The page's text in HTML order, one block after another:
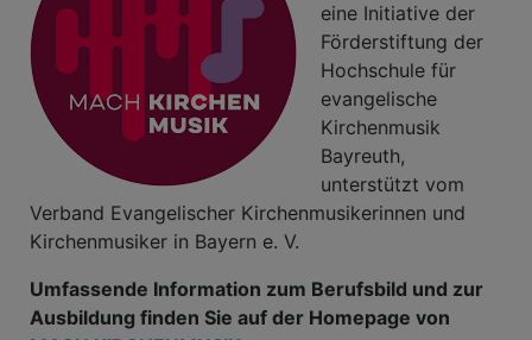
eine Initiative der
Förderstiftung der
Hochschule für
evangelische
Kirchenmusik
Bayreuth,
unterstützt vom
Verband Evangelischer Kirchenmusikerinnen und
Kirchenmusiker in Bayern e. V.
Umfassende Information zum Berufsbild und zur
Ausbildung finden Sie auf der Homepage von